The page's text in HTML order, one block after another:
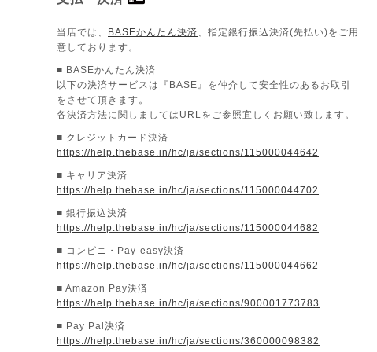
当店では、 BASEかんたん決済 、指定銀行振込決済(先払い)をご用
意しております。
■ BASEかんたん決済
以下の決済サービスは『BASE』を仲介して安全性のあるお取引
をさせて頂きます。
各決済方法に関しましてはURLをご参照宜しくお願い致します。
■ クレジットカード決済
https://help.thebase.in/hc/ja/sections/115000044642
■ キャリア決済
https://help.thebase.in/hc/ja/sections/115000044702
■ 銀行振込決済
https://help.thebase.in/hc/ja/sections/115000044682
■ コンビニ・Pay-easy決済
https://help.thebase.in/hc/ja/sections/115000044662
■ Amazon Pay決済
https://help.thebase.in/hc/ja/sections/900001773783
■ Pay Pal決済
https://help.thebase.in/hc/ja/sections/360000098382